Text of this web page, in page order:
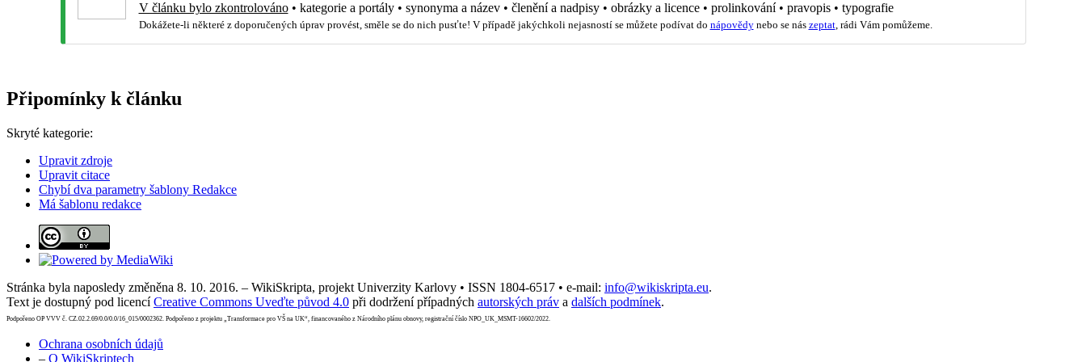
V článku bylo zkontrolováno• kategorie a portály• synonyma a název • členění a nadpisy• obrázky a licence• prolinkování• pravopis• typografie
Dokážete-li některé z doporučených úprav provést, směle se do nich pusťte! V případě jakýchkoli nejasností se můžete podívat do nápovědynebo se nás zeptat, rádi Vám pomůžeme.
Připomínky k článku
Skryté kategorie:
Upravit zdroje
Upravit citace
Chybí dva parametry šablony Redakce
Má šablonu redakce
Stránka byla naposledy změněna 8. 10. 2016. – WikiSkripta, projekt Univerzity Karlovy • ISSN 1804-6517 • e-mail: info@wikiskripta.eu.
Text je dostupný pod licencíCreative Commons Uveďte původ 4.0 při dodržení případných autorských práv a dalších podmínek.
Podpořeno OP VVV č. CZ.02.2.69/0.0/0.0/16_015/0002362. Podpořeno z projektu „Transformace pro VŠ na UK“, financovaného z Národního plánu obnovy, registrační číslo NPO_UK_MSMT-16602/2022.
Ochrana osobních údajů
– O WikiSkriptech